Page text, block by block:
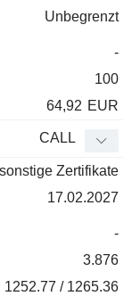
Unbegrenzt
-
100
64,92 EUR
CALL
sonstige Zertifikate
17.02.2027
-
3.876
1252.77 / 1265.36